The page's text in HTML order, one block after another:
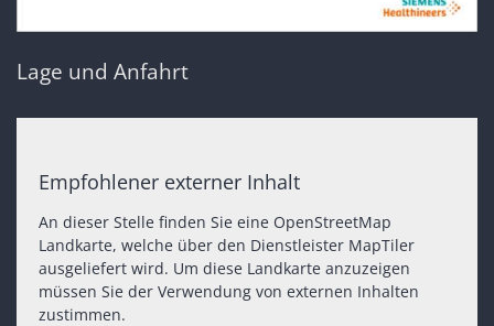
Lage und Anfahrt
Empfohlener externer Inhalt
An dieser Stelle finden Sie eine OpenStreetMap
Landkarte, welche über den Dienstleister MapTiler
ausgeliefert wird. Um diese Landkarte anzuzeigen
müssen Sie der Verwendung von externen Inhalten
zustimmen.